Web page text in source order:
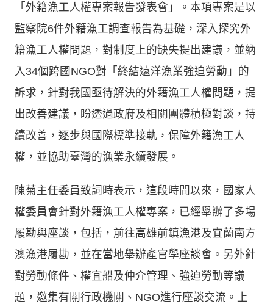
「外籍漁工人權專案報告發表會」。本項專案是以
監察院6件外籍漁工調查報告為基礎，深入探究外
籍漁工人權問題，對制度上的缺失提出建議，並納
入34個跨國NGO對「終結遠洋漁業強迫勞動」的
訴求，針對我國亟待解決的外籍漁工人權問題，提
出改善建議，盼透過政府及相關團體積極對談，持
續改善，逐步與國際標準接軌，保障外籍漁工人
權，並協助臺灣的漁業永續發展。
陳菊主任委員致詞時表示，這段時間以來，國家人
權委員會針對外籍漁工人權專案，已經舉辦了多場
履勘與座談，包括，前往高雄前鎮漁港及宜蘭南方
澳漁港履勘，並在當地舉辦產官學座談會。另外針
對勞動條件、權宜船及仲介管理、強迫勞動等議
題，邀集有關行政機關、NGO進行座談交流。上